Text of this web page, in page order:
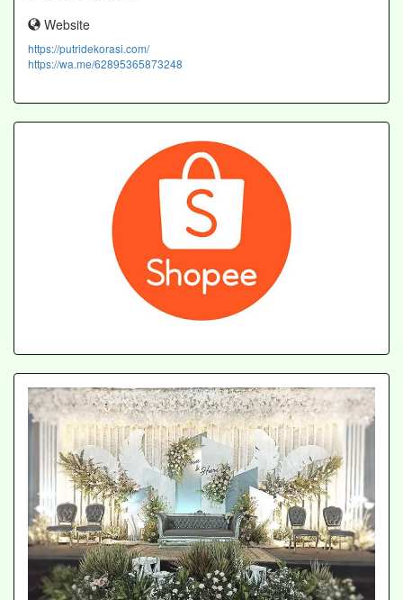
Website
https://putridekorasi.com/
https://wa.me/62895365873248